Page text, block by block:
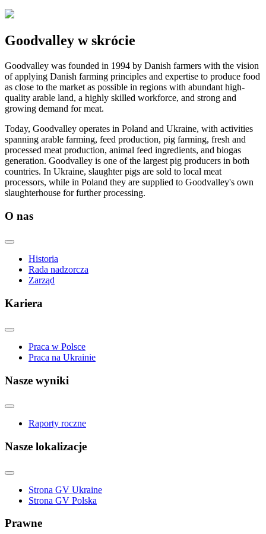
Goodvalley w skrócie
Goodvalley was founded in 1994 by Danish farmers with the vision
of applying Danish farming principles and expertise to produce food
as close to the market as possible in regions with abundant high-
quality arable land, a highly skilled workforce, and strong and
growing demand for meat.
Today, Goodvalley operates in Poland and Ukraine, with activities
spanning arable farming, feed production, pig farming, fresh and
processed meat production, animal feed ingredients, and biogas
generation. Goodvalley is one of the largest pig producers in both
countries. In Ukraine, slaughter pigs are sold to local meat
processors, while in Poland they are supplied to Goodvalley's own
slaughterhouse for further processing.
O nas
Historia
Rada nadzorcza
Zarząd
Kariera
Praca w Polsce
Praca na Ukrainie
Nasze wyniki
Raporty roczne
Nasze lokalizacje
Strona GV Ukraine
Strona GV Polska
Prawne